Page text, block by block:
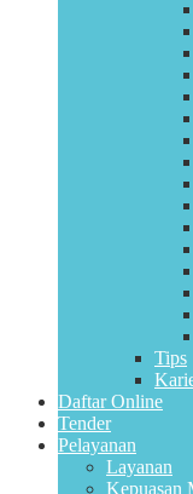
Tips
Daftar Online
Tender
Pelayanan
Layanan
Kepuasan